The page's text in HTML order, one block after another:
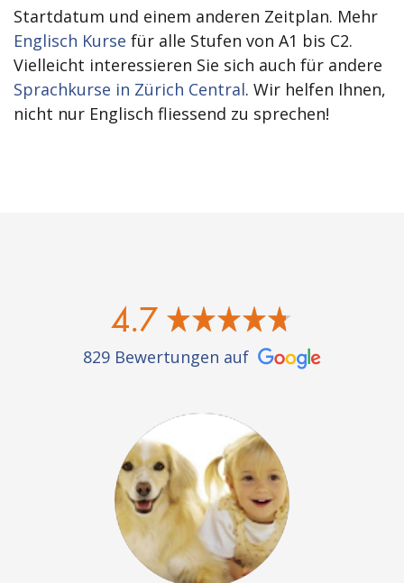
Startdatum und einem anderen Zeitplan. Mehr
Englisch Kurse für alle Stufen von A1 bis C2.
Vielleicht interessieren Sie sich auch für andere
Sprachkurse in Zürich Central. Wir helfen Ihnen,
nicht nur Englisch fliessend zu sprechen!
4.7
829 Bewertungen auf